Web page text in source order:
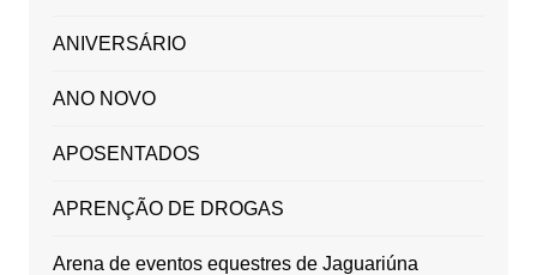
ANIVERSÁRIO
ANO NOVO
APOSENTADOS
APRENÇÃO DE DROGAS
Arena de eventos equestres de Jaguariúna